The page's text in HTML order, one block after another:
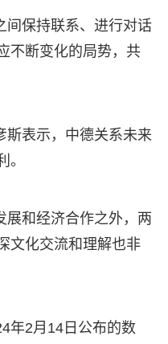
间保持联系、进行对话
不断变化的局势，共
斯表示，中德关系未来
。
展和经济合作之外，两
文化交流和理解也非
年2月14日公布的数